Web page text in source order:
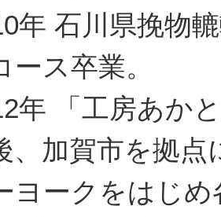
年 石川県挽物
ース卒業。
年 「工房あか
、加賀市を拠
ヨークをはじ